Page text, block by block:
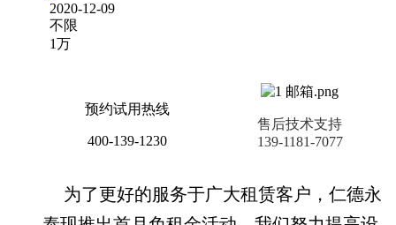
2020-12-09
不限
1万
预约试用热线
400-139-1230
售后技术支持
139-1181-7077
为了更好的服务于广大租赁客户，仁德永